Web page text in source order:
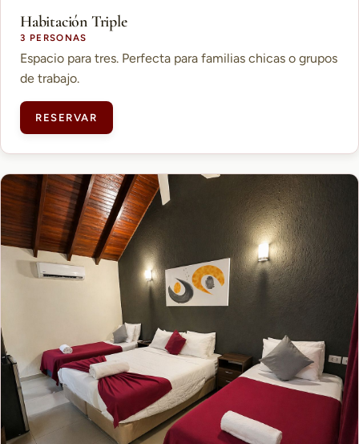
Habitación Triple
3 PERSONAS
Espacio para tres. Perfecta para familias chicas o grupos
de trabajo.
RESERVAR